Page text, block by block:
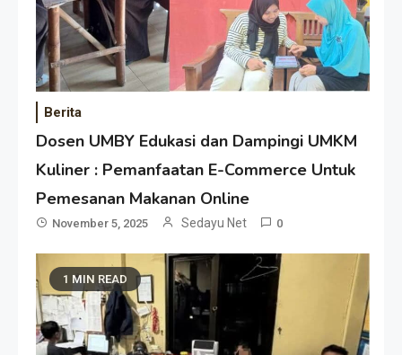
Berita
Dosen UMBY Edukasi dan Dampingi UMKM
Kuliner : Pemanfaatan E-Commerce Untuk
Pemesanan Makanan Online
November 5, 2025 Sedayu Net 0
1 MIN READ